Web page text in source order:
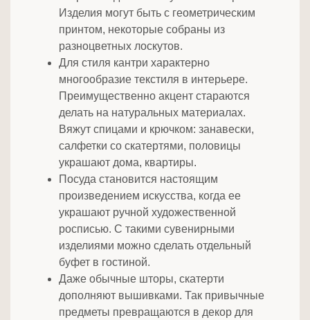
Изделия могут быть с геометрическим
принтом, некоторые собраны из
разноцветных лоскутов.
Для стиля кантри характерно
многообразие текстиля в интерьере.
Преимущественно акцент стараются
делать на натуральных материалах.
Вяжут спицами и крючком: занавески,
салфетки со скатертями, половицы
украшают дома, квартиры.
Посуда становится настоящим
произведением искусства, когда ее
украшают ручной художественной
росписью. С такими сувенирными
изделиями можно сделать отдельный
буфет в гостиной.
Даже обычные шторы, скатерти
дополняют вышивками. Так привычные
предметы превращаются в декор для